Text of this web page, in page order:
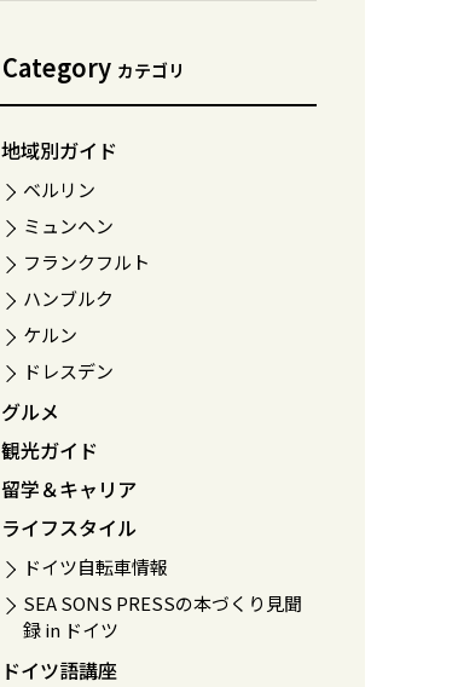
Category カテゴリ
地域別ガイド
ベルリン
ミュンヘン
フランクフルト
ハンブルク
ケルン
ドレスデン
グルメ
観光ガイド
留学＆キャリア
ライフスタイル
ドイツ自転車情報
SEA SONS PRESSの本づくり見聞
録 in ドイツ
ドイツ語講座